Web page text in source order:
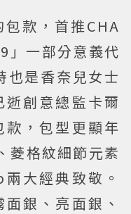
款，首推CHA
」一部分意義代
也是香奈兒女士
創意總監卡爾
，包型更顯年
菱格紋細節元素
大經典致敬。
銀、亮面銀、